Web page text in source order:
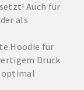
Auch für
als
Hoodie für
Druck
optimal